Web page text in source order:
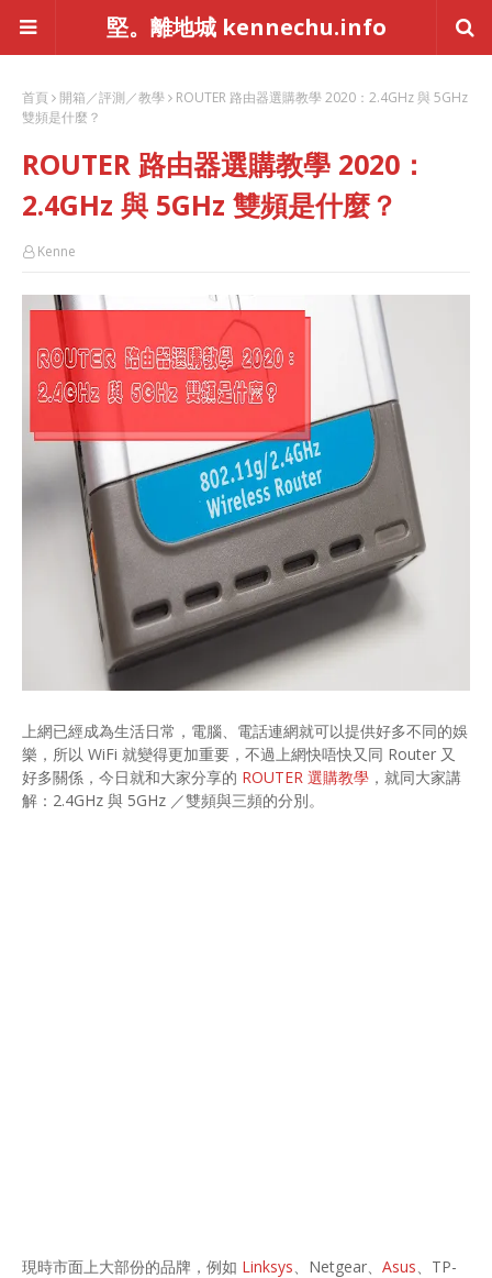
堅。離地城 kennechu.info
首頁 開箱／評測／教學
ROUTER 路由器選購教學 2020：2.4GHz 與 5GHz
雙頻是什麼？
ROUTER 路由器選購教學 2020：
2.4GHz 與 5GHz 雙頻是什麼？
Kenne
上網已經成為生活日常，電腦、電話連網就可以提供好多不同的娛
樂，所以 WiFi 就變得更加重要，不過上網快唔快又同 Router 又
好多關係，今日就和大家分享的 ROUTER 選購教學 ，就同大家講
解：2.4GHz 與 5GHz ／雙頻與三頻的分別。
現時市面上大部份的品牌，例如 Linksys、Netgear、 Asus、TP-